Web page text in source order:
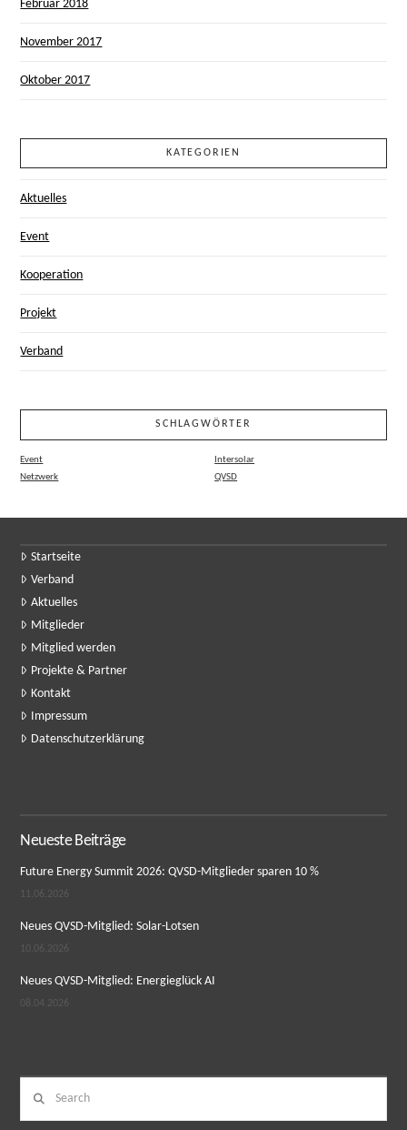
Februar 2018
November 2017
Oktober 2017
KATEGORIEN
Aktuelles
Event
Kooperation
Projekt
Verband
SCHLAGWÖRTER
Event
Intersolar
Netzwerk
QVSD
Startseite
Verband
Aktuelles
Mitglieder
Mitglied werden
Projekte & Partner
Kontakt
Impressum
Datenschutzerklärung
Neueste Beiträge
Future Energy Summit 2026: QVSD-Mitglieder sparen 10 %
11.06.2026
Neues QVSD-Mitglied: Solar-Lotsen
10.06.2026
Neues QVSD-Mitglied: Energieglück AI
08.04.2026